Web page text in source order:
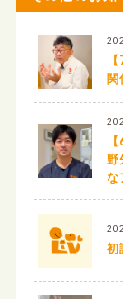
関
野
な
初